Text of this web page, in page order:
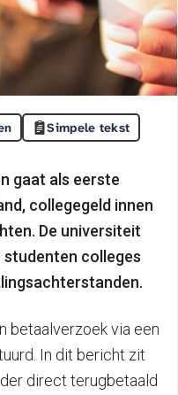
Simpele tekst
gaat als eerste
collegegeld innen
De universiteit
studenten colleges
betaalverzoek via een
In dit bericht zit
direct terugbetaald